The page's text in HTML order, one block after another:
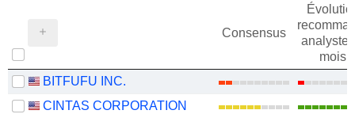
Consensus
mois
BITFUFU INC.
CINTAS CORPORATION